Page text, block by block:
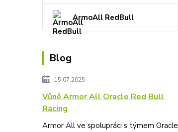
ArmoAll RedBull
Blog
15.07.2025
Vůně Armor All Oracle Red Bull
Racing
Armor All ve spolupráci s týmem Oracle